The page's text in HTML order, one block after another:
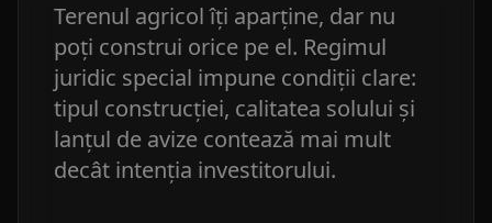
Terenul agricol îți aparține, dar nu
poți construi orice pe el. Regimul
juridic special impune condiții clare:
tipul construcției, calitatea solului și
lanțul de avize contează mai mult
decât intenția investitorului.